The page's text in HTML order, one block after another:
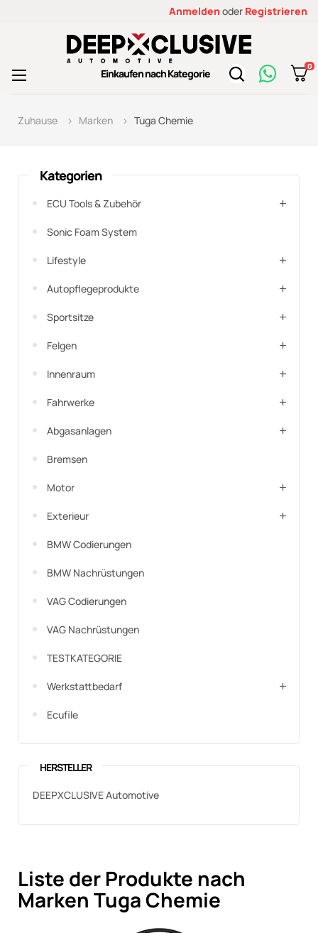
Anmelden oder Registrieren
Einkaufen nach Kategorie
0
Toggle
☰
Zuhause Marken Tuga Chemie
Kategorien
ECU Tools & Zubehör
Sonic Foam System
Lifestyle
Autopflegeprodukte
Sportsitze
Felgen
Innenraum
Fahrwerke
Abgasanlagen
Bremsen
Motor
Exterieur
BMW Codierungen
BMW Nachrüstungen
VAG Codierungen
VAG Nachrüstungen
TESTKATEGORIE
Werkstattbedarf
Ecufile
HERSTELLER
DEEPXCLUSIVE Automotive
Liste der Produkte nach
Marken Tuga Chemie